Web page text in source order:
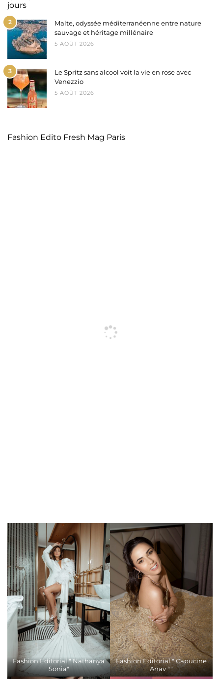
2
Malte, odyssée méditerranéenne entre nature
sauvage et héritage millénaire
5 AOÛT 2026
3
Le Spritz sans alcool voit la vie en rose avec
Venezzio
5 AOÛT 2026
Fashion Edito Fresh Mag Paris
Fashion Editorial " Nathanya
Sonia"
Fashion Editorial " Capucine
Anav ""